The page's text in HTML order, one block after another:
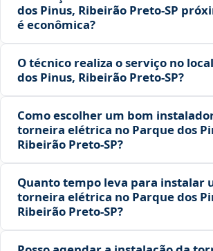
dos Pinus, Ribeirão Preto‑SP
é econômica?
O técnico realiza o serviço no
dos Pinus, Ribeirão Preto‑SP?
Como escolher um bom
torneira elétrica no Parque dos
Ribeirão Preto‑SP?
Quanto tempo leva para instalar
torneira elétrica no Parque dos
Ribeirão Preto‑SP?